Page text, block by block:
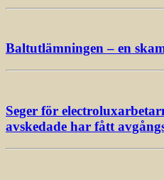
Baltutlämningen – en
Seger för
avskedade har fått